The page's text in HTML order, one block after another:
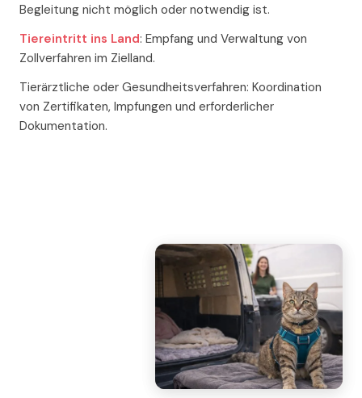
Begleitung nicht möglich oder notwendig ist.
Tiereintritt ins Land: Empfang und Verwaltung von
Zollverfahren im Zielland.
Tierärztliche oder Gesundheitsverfahren: Koordination
von Zertifikaten, Impfungen und erforderlicher
Dokumentation.